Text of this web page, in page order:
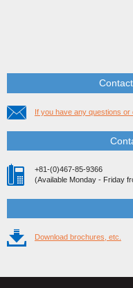
If you have any questions or
+81-(0)467-85-9366
(Available Monday - Friday
Download brochures, etc.